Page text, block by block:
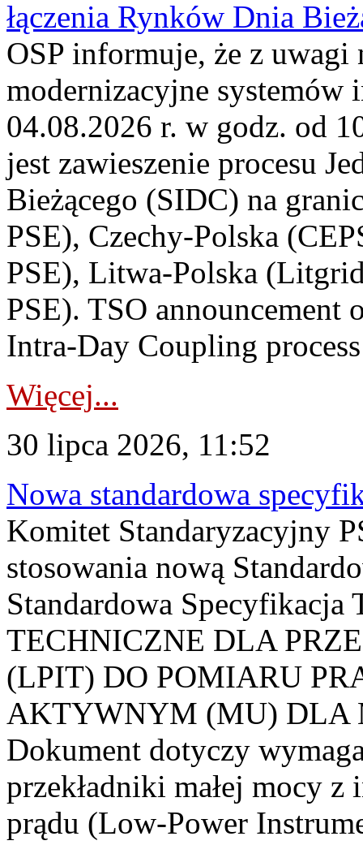
łączenia Rynków Dnia
OSP informuje, że z uwagi
modernizacyjne
04.08.2026 r. w godz. od
jest zawieszenie procesu
Bieżącego (SIDC) na
PSE), Czechy-Polska
PSE), Litwa-Polska
PSE). TSO announcement
Intra-Day Coupling
Więcej...
30 lipca 2026, 11:52
Nowa standardowa
Komitet Standaryzacyjny
stosowania nową
Standardowa
TECHNICZNE DLA
(LPIT) DO POMIARU
AKTYWNYM (MU) DLA
Dokument dotyczy
przekładniki małej mocy
prądu (Low-Power